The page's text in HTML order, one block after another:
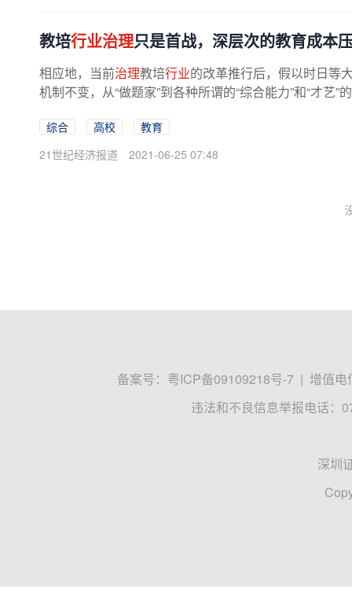
教培行业治理只是首战，深层次的教育成本
相应地，当前治理教培行业的改革推行后，假以时日等
机制不变，从“做题家”到各种所谓的“综合能力”和“才艺
综合 高校
教育
21世纪经济报道
2021-06-25 07:48
备案号： 粤ICP备09109218号-7 | 增值电
违法和不良信息举报电话：
深圳